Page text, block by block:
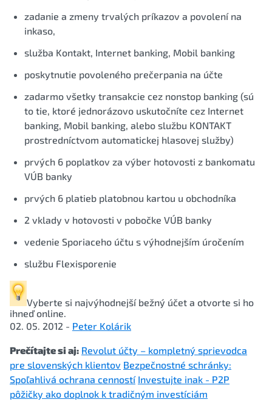
zadanie a zmeny trvalých príkazov a povolení na
inkaso,
služba Kontakt, Internet banking, Mobil banking
poskytnutie povoleného prečerpania na účte
zadarmo všetky transakcie cez nonstop banking (sú
to tie, ktoré jednorázovo uskutočníte cez Internet
banking, Mobil banking, alebo službu KONTAKT
prostredníctvom automatickej hlasovej služby)
prvých 6 poplatkov za výber hotovosti z bankomatu
VÚB banky
prvých 6 platieb platobnou kartou u obchodníka
2 vklady v hotovosti v pobočke VÚB banky
vedenie Sporiaceho účtu s výhodnejším úročením
službu Flexisporenie
Vyberte si najvýhodnejší bežný účet a otvorte si ho
ihneď online.
02. 05. 2012 - Peter Kolárik
Prečítajte si aj: Revolut účty – kompletný sprievodca
pre slovenských klientov Bezpečnostné schránky:
Spoľahlivá ochrana cenností Investujte inak - P2P
pôžičky ako doplnok k tradičným investíciám